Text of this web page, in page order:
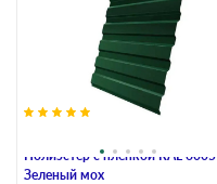
Полиэстер с пленкой RAL 6005
Зеленый мох